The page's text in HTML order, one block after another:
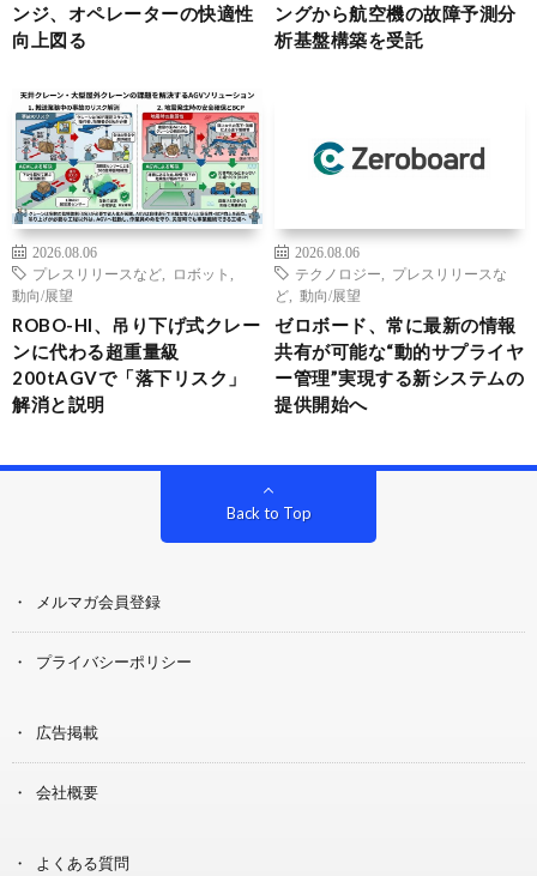
ンジ、オペレーターの快適性
向上図る
ングから航空機の故障予測分
析基盤構築を受託
2026.08.06
プレスリリースなど
ロボット
動向/展望
ROBO-HI、吊り下げ式クレー
ンに代わる超重量級
200tAGVで「落下リスク」
解消と説明
2026.08.06
テクノロジー
プレスリリースな
ど
動向/展望
ゼロボード、常に最新の情報
共有が可能な“動的サプライヤ
ー管理”実現する新システムの
提供開始へ
Back to Top
メルマガ会員登録
プライバシーポリシー
広告掲載
会社概要
よくある質問